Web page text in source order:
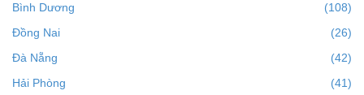
Bình Dương
(108)
Đồng Nai
(26)
Đà Nẵng
(42)
Hải Phòng
(41)